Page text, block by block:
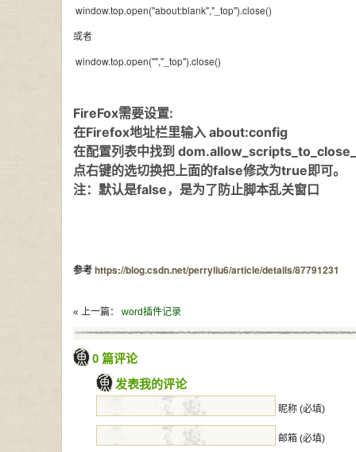
window.top.open("about:blank","_top").close()
或者
window.top.open("","_top").close()
FireFox需要设置:
在Firefox地址栏里输入 about:config
在配置列表中找到
点右键的选切换把上面的false修改为true即可。
注：默认是false，是为了防止脚本乱关窗口
参考https://blog.csdn.net/perryliu6/article/details/87791231
« 上一篇： word插件记录
0 篇评论
发表我的评论
昵称 (必填)
邮箱 (必填)